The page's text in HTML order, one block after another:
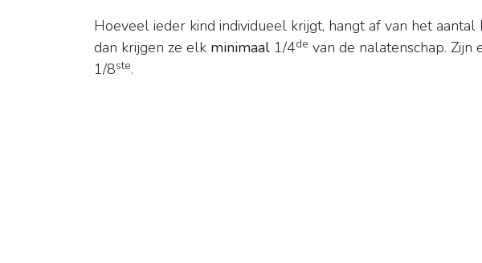
Hoeveel ieder kind individueel krijgt, hangt af van het
dan krijgen ze elk minimaal 1/4de van de nalatenschap. Zijn
1/8ste.